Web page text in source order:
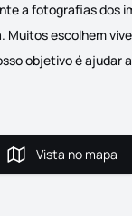
a fotografias dos
escolhem
objetivo é ajudar
Vista no
Vista no mapa